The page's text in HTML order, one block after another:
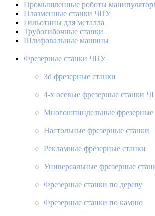
Промышленные роботы
Плазменные станки ЧПУ
Гильотины для металла
Трубогибочные станки
Шлифовальные машины
Фрезерные станки ЧПУ
3d фрезерные станки
4-х осевые фрезерные станки
Многошпиндельные фрезерные
Настольные фрезерные станки
Рекламные фрезерные станки
Универсальные фрезерные
Фрезерные станки по дереву
Фрезерные станки по камню